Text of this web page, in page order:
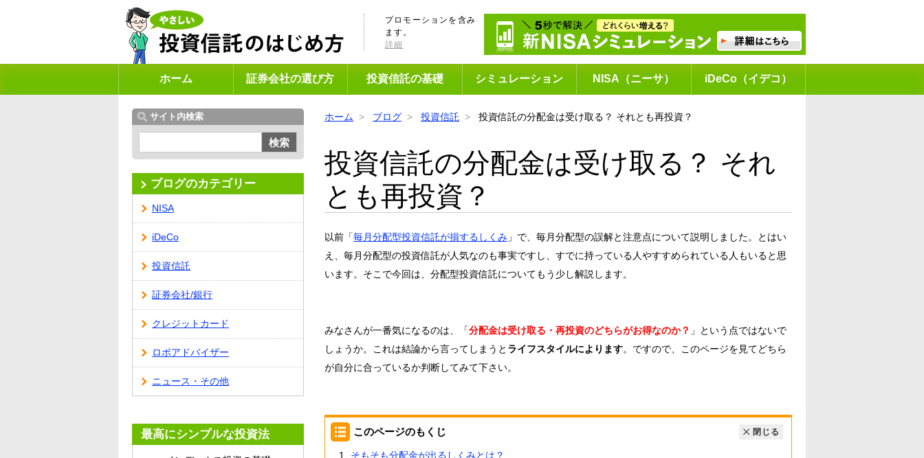
プロモーションを含み
ます。
詳細
ホーム 証券会社の選び方 投資信託の基礎 シミュレーション NISA（ニーサ） iDeCo（イデコ）
ホーム ブログ 投資信託 投資信託の分配金は受け取る？ それとも再投資？
投資信託の分配金は受け取る？ それ
とも再投資？
以前「毎月分配型投資信託が損するしくみ 」で、毎月分配型の誤解と注意点について説明しました。とはい
え、毎月分配型の投資信託が人気なのも事実ですし、すでに持っている人やすすめられている人もいると思
います。そこで今回は、分配型投資信託についてもう少し解説します。
みなさんが一番気になるのは、「分配金は受け取る・再投資のどちらがお得なのか？ 」という点ではないで
しょうか。これは結論から言ってしまうと ライフスタイルによります。ですので、このページを見てどちら
が自分に合っているか判断してみて下さい。
このページのもくじ 閉じる
そもそも分配金が出るしくみとは？
サイト内検索
検索
ブログのカテゴリー
NISA
iDeCo
投資信託
証券会社/銀行
クレジットカード
ロボアドバイザー
ニュース・その他
最高にシンプルな投資法